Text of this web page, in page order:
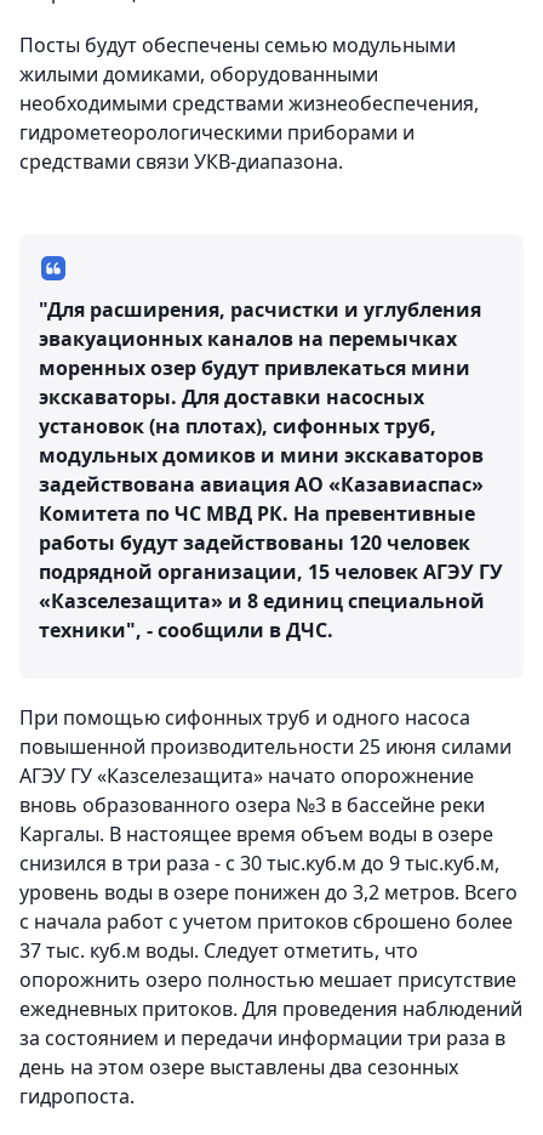
Посты будут обеспечены семью модульными
жилыми домиками, оборудованными
необходимыми средствами жизнеобеспечения,
гидрометеорологическими приборами и
средствами связи УКВ-диапазона.
"Для расширения, расчистки и углубления
эвакуационных каналов на перемычках
моренных озер будут привлекаться мини
экскаваторы. Для доставки насосных
установок (на плотах), сифонных труб,
модульных домиков и мини экскаваторов
задействована авиация АО «Казавиаспас»
Комитета по ЧС МВД РК. На превентивные
работы будут задействованы 120 человек
подрядной организации, 15 человек АГЭУ ГУ
«Казселезащита» и 8 единиц специальной
техники", - сообщили в ДЧС.
При помощью сифонных труб и одного насоса
повышенной производительности 25 июня силами
АГЭУ ГУ «Казселезащита» начато опорожнение
вновь образованного озера №3 в бассейне реки
Каргалы. В настоящее время объем воды в озере
снизился в три раза - с 30 тыс.куб.м до 9 тыс.куб.м,
уровень воды в озере понижен до 3,2 метров. Всего
с начала работ с учетом притоков сброшено более
37 тыс. куб.м воды. Следует отметить, что
опорожнить озеро полностью мешает присутствие
ежедневных притоков. Для проведения наблюдений
за состоянием и передачи информации три раза в
день на этом озере выставлены два сезонных
гидропоста.